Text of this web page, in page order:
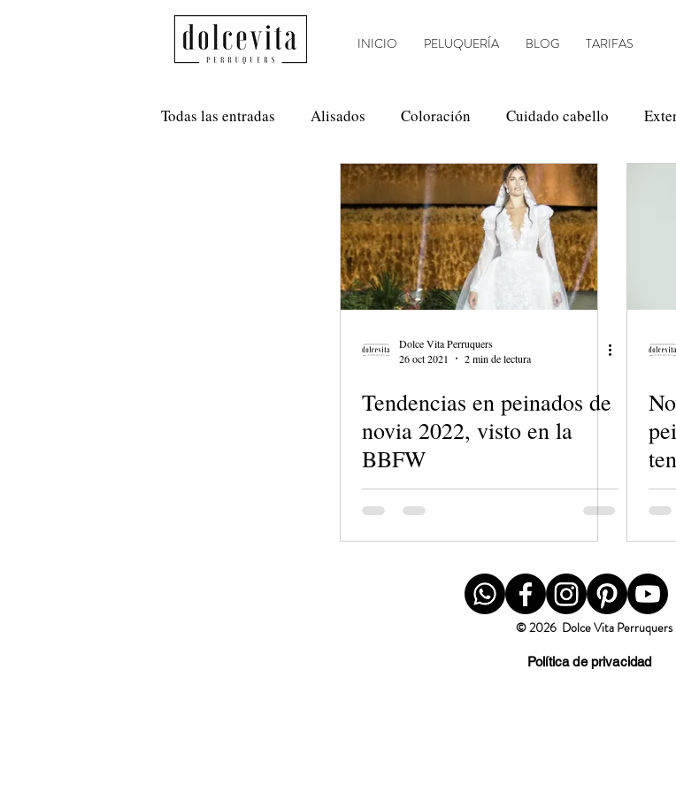
INICIO PELUQUERÍA BLOG TARIFAS
Todas las entradas Alisados Coloración Cuidado cabello
Nanoplastia Olaplex Tendencias
Balayage
Dolce Vita Perruquers
26 oct 2021
2 min de lectura
Tendencias en peinados de
novia 2022, visto en la
BBFW
© 2026 Dolce Vita Perruquers
Política de privacidad